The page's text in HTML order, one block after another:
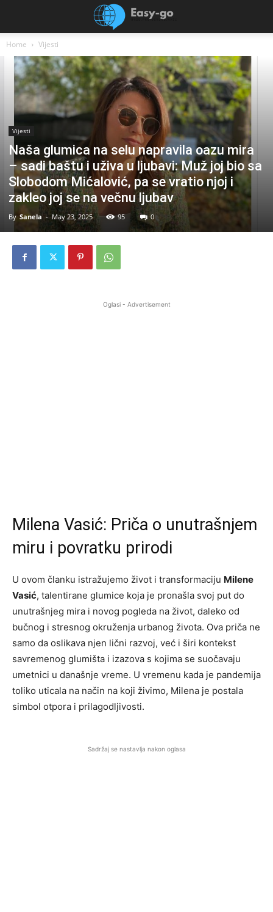
Home Vijesti
Vijesti
Naša glumica na selu napravila oazu mira
– sadi baštu i uživa u ljubavi: Muž joj bio sa
Slobodom Mićalović, pa se vratio njoj i
zakleo joj se na večnu ljubav
By Sanela - May 23, 2025 95 0
Oglasi - Advertisement
Milena Vasić: Priča o unutrašnjem
miru i povratku prirodi
U ovom članku istražujemo život i transformaciju Milene
Vasić, talentirane glumice koja je pronašla svoj put do
unutrašnjeg mira i novog pogleda na život, daleko od
bučnog i stresnog okruženja urbanog života. Ova priča ne
samo da oslikava njen lični razvoj, već i širi kontekst
savremenog glumišta i izazova s kojima se suočavaju
umetnici u današnje vreme. U vremenu kada je pandemija
toliko uticala na način na koji živimo, Milena je postala
simbol otpora i prilagodljivosti.
Sadržaj se nastavlja nakon oglasa